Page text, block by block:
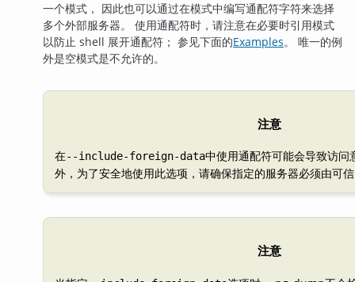
一个模式， 因此也可以通过在模式中编写通配符字符来选择
多个外部服务器。 使用通配符时，请注意在必要时引用模式
以防止 shell 展开通配符； 参见下面的Examples。 唯一的例
外是空模式是不允许的。
注意
在--include-foreign-data中使用通配符可能会导致访问
外，为了安全地使用此选项，请确保指定的服务器必须由可
注意